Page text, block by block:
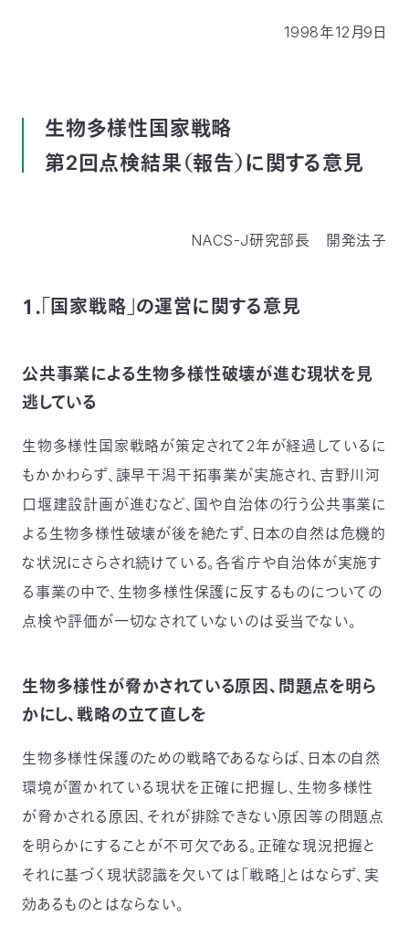
1998年12月9日
生物多様性国家戦略
第2回点検結果（報告）に関する意見
NACS-J研究部長 開発法子
１．「国家戦略」の運営に関する意見
公共事業による生物多様性破壊が進む現状を見
逃している
生物多様性国家戦略が策定されて2年が経過しているに
もかかわらず、諫早干潟干拓事業が実施され、吉野川河
口堰建設計画が進むなど、国や自治体の行う公共事業に
よる生物多様性破壊が後を絶たず、日本の自然は危機的
な状況にさらされ続けている。各省庁や自治体が実施す
る事業の中で、生物多様性保護に反するものについての
点検や評価が一切なされていないのは妥当でない。
生物多様性が脅かされている原因、問題点を明ら
かにし、戦略の立て直しを
生物多様性保護のための戦略であるならば、日本の自然
環境が置かれている現状を正確に把握し、生物多様性
が脅かされる原因、それが排除できない原因等の問題点
を明らかにすることが不可欠である。正確な現況把握と
それに基づく現状認識を欠いては「戦略」とはならず、実
効あるものとはならない。